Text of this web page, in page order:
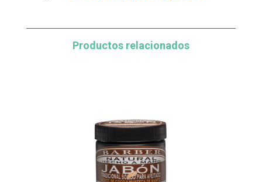
cantidad
Productos relacionados